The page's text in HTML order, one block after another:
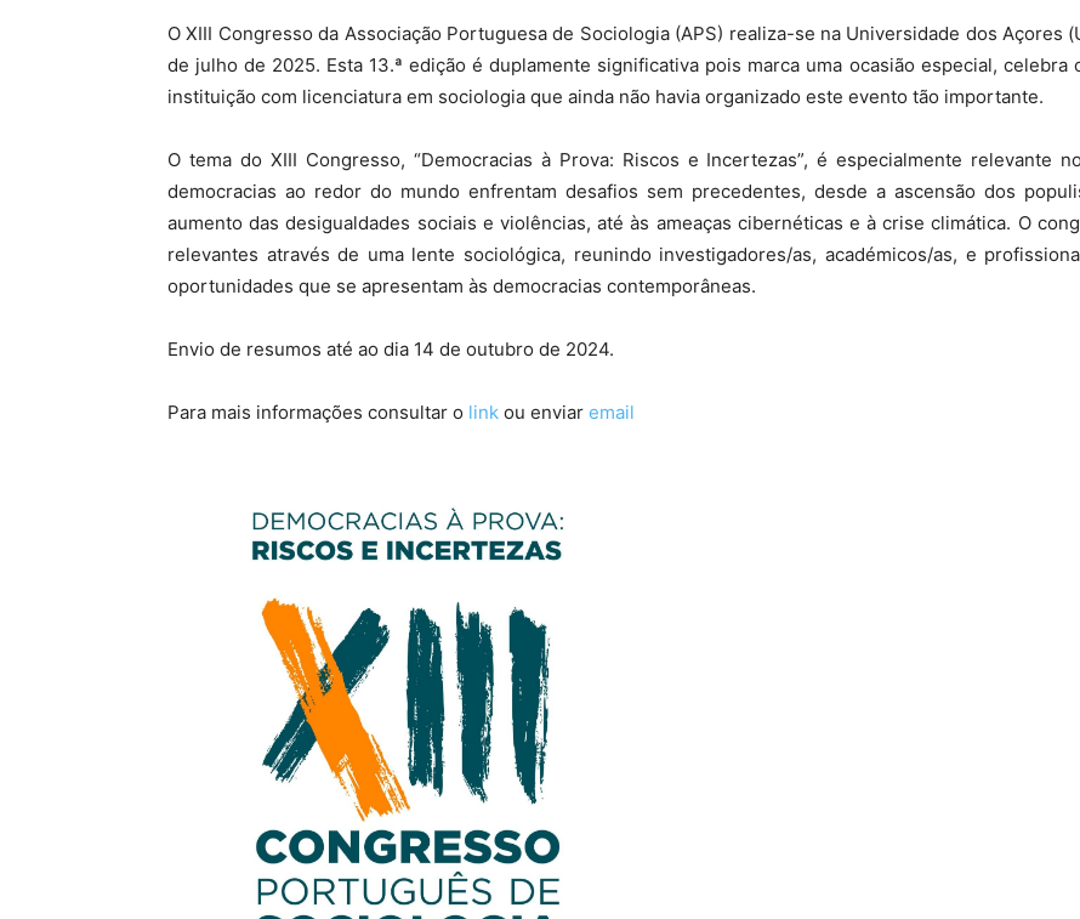
O XIII Congresso da Associação Portuguesa de Sociologia (APS) realiza-se na Universidade dos Açores
de julho de 2025. Esta 13.ª edição é duplamente significativa pois marca uma ocasião especial,
instituição com licenciatura em sociologia que ainda não havia organizado este evento tão importante.
O tema do XIII Congresso, “Democracias à Prova: Riscos e Incertezas”, é especialmente relevante
democracias ao redor do mundo enfrentam desafios sem precedentes, desde a ascensão dos
aumento das desigualdades sociais e violências, até às ameaças cibernéticas e à crise climática. O
relevantes através de uma lente sociológica, reunindo investigadores/as, académicos/as, e
oportunidades que se apresentam às democracias contemporâneas.
Envio de resumos até ao dia 14 de outubro de 2024.
Para mais informações consultar o link ou enviar email